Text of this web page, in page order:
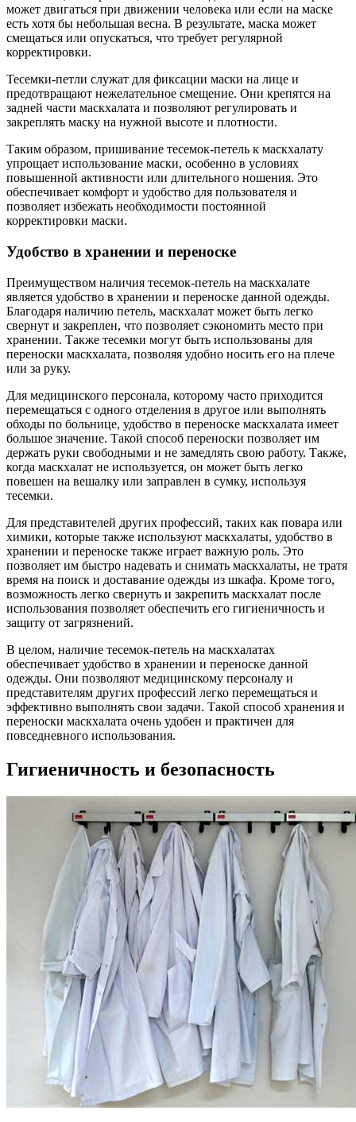
может двигаться при движении человека или если на маске
есть хотя бы небольшая весна. В результате, маска может
смещаться или опускаться, что требует регулярной
корректировки.
Тесемки-петли служат для фиксации маски на лице и
предотвращают нежелательное смещение. Они крепятся на
задней части маскхалата и позволяют регулировать и
закреплять маску на нужной высоте и плотности.
Таким образом, пришивание тесемок-петель к маскхалату
упрощает использование маски, особенно в условиях
повышенной активности или длительного ношения. Это
обеспечивает комфорт и удобство для пользователя и
позволяет избежать необходимости постоянной
корректировки маски.
Удобство в хранении и переноске
Преимуществом наличия тесемок-петель на маскхалате
является удобство в хранении и переноске данной одежды.
Благодаря наличию петель, маскхалат может быть легко
свернут и закреплен, что позволяет сэкономить место при
хранении. Также тесемки могут быть использованы для
переноски маскхалата, позволяя удобно носить его на плече
или за руку.
Для медицинского персонала, которому часто приходится
перемещаться с одного отделения в другое или выполнять
обходы по больнице, удобство в переноске маскхалата имеет
большое значение. Такой способ переноски позволяет им
держать руки свободными и не замедлять свою работу. Также,
когда маскхалат не используется, он может быть легко
повешен на вешалку или заправлен в сумку, используя
тесемки.
Для представителей других профессий, таких как повара или
химики, которые также используют маскхалаты, удобство в
хранении и переноске также играет важную роль. Это
позволяет им быстро надевать и снимать маскхалаты, не тратя
время на поиск и доставание одежды из шкафа. Кроме того,
возможность легко свернуть и закрепить маскхалат после
использования позволяет обеспечить его гигиеничность и
защиту от загрязнений.
В целом, наличие тесемок-петель на маскхалатах
обеспечивает удобство в хранении и переноске данной
одежды. Они позволяют медицинскому персоналу и
представителям других профессий легко перемещаться и
эффективно выполнять свои задачи. Такой способ хранения и
переноски маскхалата очень удобен и практичен для
повседневного использования.
Гигиеничность и безопасность